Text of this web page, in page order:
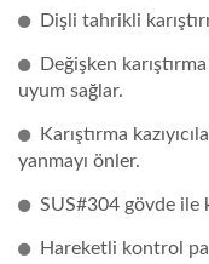
Dişli tahrikli
Değişken
uyum sağlar.
Karıştırma
yanmayı önler.
SUS#304 gövde ile
Hareketli kontrol